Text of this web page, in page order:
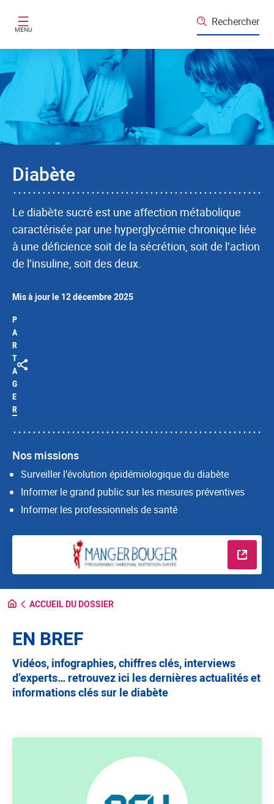
MENU
Rechercher
Diabète
Le diabète sucré est une affection métabolique
caractérisée par une hyperglycémie chronique liée
à une déficience soit de la sécrétion, soit de l’action
de l’insuline, soit des deux.
Mis à jour le 12 décembre 2025
P
A
R
T
A
G
E
R
Nos missions
Surveiller l’évolution épidémiologique du diabète
Informer le grand public sur les mesures préventives
Informer les professionnels de santé
En
ACCUEIL DU DOSSIER
EN BREF
Vidéos, infographies, chiffres clés, interviews
d’experts… retrouvez ici les dernières actualités et
informations clés sur le diabète